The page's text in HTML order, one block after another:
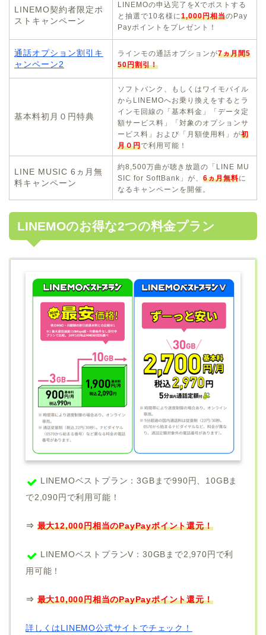
LINEMO契約者限定ポ
ストキャンペーン
LINEMOの申込完了をXでポストする
と抽選で10名様に1,000円相当のPay
Payポイントをプレゼント！
通話オプション割引キ
ャンペーン2
ラインモの通話オプションが7ヵ月間5
50円割引！
基本料初月０円特典
ソフトバンク、もしくはワイモバイル
からLINEMOへお乗り換えをするとラ
インモ回線の「基本料金」「データ定
額サービス料」「対象のオプションサ
ービス料」および「月額使用料」が初
月０円で利用可能！
LINE MUSIC 6ヵ月無
料キャンペーン
約8,500万曲が聴き放題の「LINE MU
SIC for SoftBank」が、 6ヵ月無料に
なるキャンペーンを開催。
LINEMOのお得な2つの料金プラン
LINEMOベストプラン：3GBまで990円、10GBま
で2,090円で利用可能！
⇒ 最大12,000円相当のPayPayポイント還元！
LINEMOベストプランV：30GBまで2,970円で利
用可能！
⇒ 最大10,000円相当のPayPayポイント還元！
詳しくはLINEMO公式サイトでチェック！